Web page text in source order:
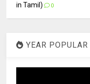
in Tamil)
0
YEAR POPULAR